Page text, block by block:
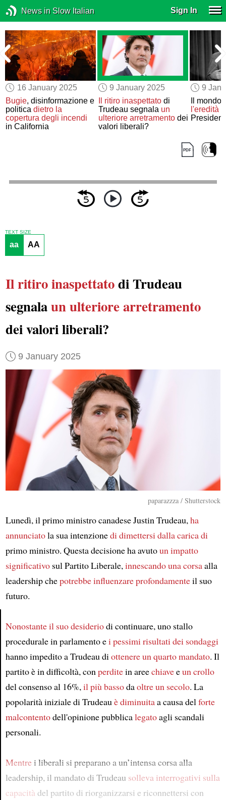
News in Slow Italian Sign In
16 January 2025
Bugie, disinformazione e
politicadietro la
copertura degli incendi
in California
9 January 2025
Il ritiro inaspettatodi
Trudeau segnala un
ulteriore arretramentodei
valori liberali?
9
Il mondo
l'eredità
Article
TEXT SIZE
aa AA
Il ritiro inaspettatodi Trudeau
segnalaun ulteriore arretramento
dei valori liberali?
9 January 2025
paparazzza / Shutterstock
Lunedì, il primo ministro canadese Justin Trudeau, ha
annunciatola sua intenzionedi dimettersi dalla carica di
primo ministro. Questa decisione ha avutoun impatto
significativosul Partito Liberale, innescandouna corsaalla
leadership chepotrebbe influenzare profondamenteil suo
futuro.
Nonostante il suo desideriodi continuare, uno stallo
procedurale in parlamento ei pessimi risultati dei sondaggi
hanno impedito a Trudeau di ottenereun quarto mandato. Il
partito è in difficoltà, con perditein areechiaveeun crollo
del consenso al 16%, il più bassodaoltre un secolo. La
popolarità iniziale di Trudeau è diminuitaa causa del forte
malcontentodell'opinione pubblicalegatoagli scandali
personali.
Mentrei liberali si preparano a un’intensa corsa alla
leadership, il mandato di Trudeau solleva interrogativi sulla
capacità del partito di riorganizzarsi e riconnettersi con